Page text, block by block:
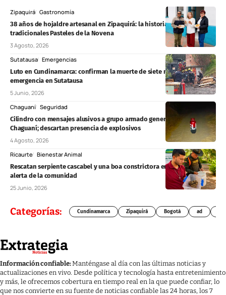
Zipaquirá Gastronomía
38 años de hojaldre artesanal en Zipaquirá: la historia detrás de los
tradicionales Pasteles de la Novena
3 Agosto, 2026
Sutatausa Emergencias
Luto en Cundinamarca: confirman la muerte de siete mineros tras
emergencia en Sutatausa
5 Junio, 2026
Chaguaní Seguridad
Cilindro con mensajes alusivos a grupo armado genera alerta en
Chaguaní; descartan presencia de explosivos
4 Agosto, 2026
Ricaurte Bienestar Animal
Rescatan serpiente cascabel y una boa constrictora en Ricaurte tras
alerta de la comunidad
25 Junio, 2026
Categorías: Cundinamarca Zipaquirá Bogotá ad
Información confiable:Manténgase al día con las últimas noticias y
actualizaciones en vivo. Desde política y tecnología hasta entretenimiento
y más, le ofrecemos cobertura en tiempo real en la que puede confiar, lo
que nos convierte en su fuente de noticias confiable las 24 horas, los 7